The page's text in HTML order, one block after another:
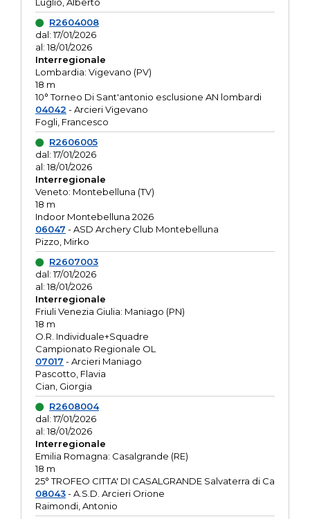
R2604008
dal: 17/01/2026
al: 18/01/2026
Interregionale
Lombardia: Vigevano (PV)
18 m
10° Torneo Di Sant'antonio esclusione AN lombardi
04042 - Arcieri Vigevano
Fogli, Francesco
R2606005
dal: 17/01/2026
al: 18/01/2026
Interregionale
Veneto: Montebelluna (TV)
18 m
Indoor Montebelluna 2026
06047 - ASD Archery Club Montebelluna
Pizzo, Mirko
R2607003
dal: 17/01/2026
al: 18/01/2026
Interregionale
Friuli Venezia Giulia: Maniago (PN)
18 m
O.R. Individuale+Squadre
Campionato Regionale OL
07017 - Arcieri Maniago
Pascotto, Flavia
Cian, Giorgia
R2608004
dal: 17/01/2026
al: 18/01/2026
Interregionale
Emilia Romagna: Casalgrande (RE)
18 m
25° TROFEO CITTA' DI CASALGRANDE Salvaterra di Ca
08043- A.S.D. Arcieri Orione
Raimondi, Antonio